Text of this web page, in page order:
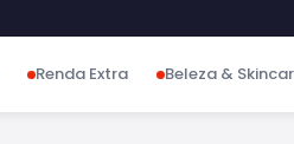
Renda Extra Beleza &